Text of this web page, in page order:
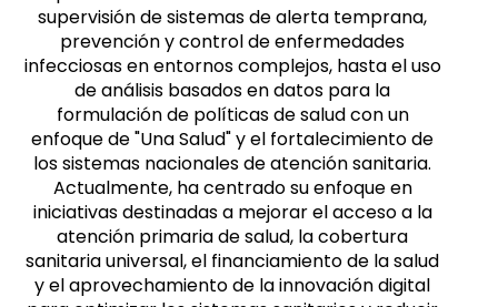
supervisión de sistemas de alerta temprana,
prevención y control de enfermedades
infecciosas en entornos complejos, hasta el uso
de análisis basados en datos para la
formulación de políticas de salud con un
enfoque de "Una Salud" y el fortalecimiento de
los sistemas nacionales de atención sanitaria.
Actualmente, ha centrado su enfoque en
iniciativas destinadas a mejorar el acceso a la
atención primaria de salud, la cobertura
sanitaria universal, el financiamiento de la salud
y el aprovechamiento de la innovación digital